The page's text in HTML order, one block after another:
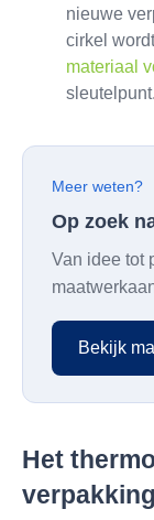
nieuwe
cirkel
materiaal
sleutelpunt.
Meer weten?
Op zoek
Van idee tot
Bekijk
Het